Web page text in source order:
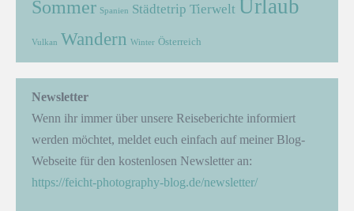
Sommer Spanien Städtetrip Tierwelt Urlaub
Vulkan Wandern Winter Österreich
Newsletter
Wenn ihr immer über unsere Reiseberichte informiert
werden möchtet, meldet euch einfach auf meiner Blog-
Webseite für den kostenlosen Newsletter an:
https://feicht-photography-blog.de/newsletter/